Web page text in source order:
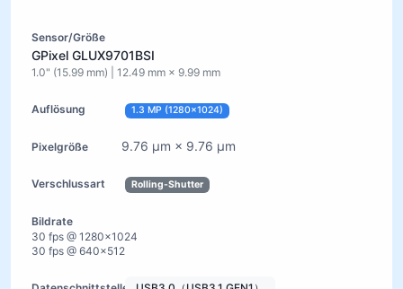
GPixel GLUX9701BSI
1.0" (15.99 mm) | 12.49 mm × 9.99 mm
1.3 MP (1280×1024)
9.76 µm × 9.76 µm
Rolling-Shutter
30 fps @ 1280×1024
30 fps @ 640×512